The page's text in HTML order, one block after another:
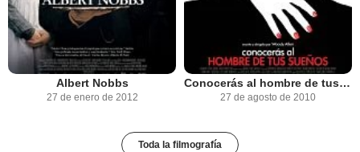
Albert Nobbs
27 de enero de 2012
Conocerás al hombre de tus sueños
27 de agosto de 2010
Toda la filmografía